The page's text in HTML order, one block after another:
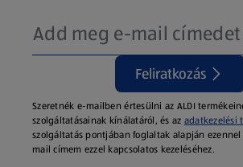
Feliratkozás
Szeretnék e-mailben értesülni az ALDI
szolgáltatásainak kínálatáról, és az adatkezelési
szolgáltatás pontjában foglaltak alapján ezennel
mail címem ezzel kapcsolatos kezeléséhez.